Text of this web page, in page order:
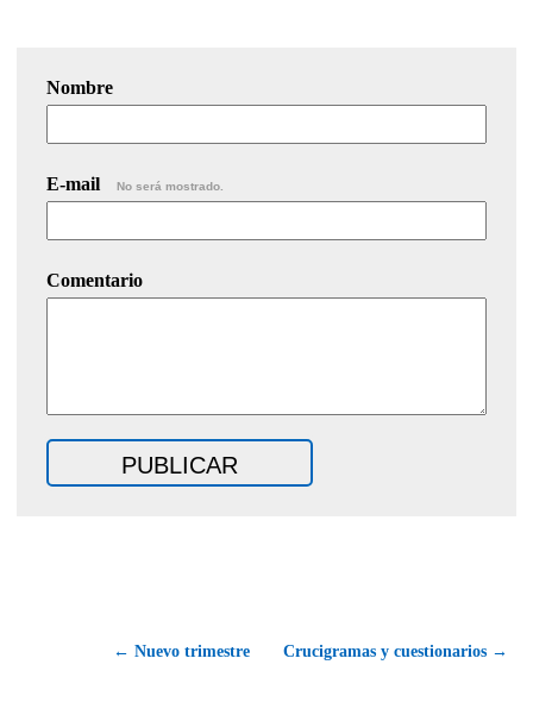
Nombre
E-mail No será mostrado.
Comentario
← Nuevo trimestre Crucigramas y cuestionarios →